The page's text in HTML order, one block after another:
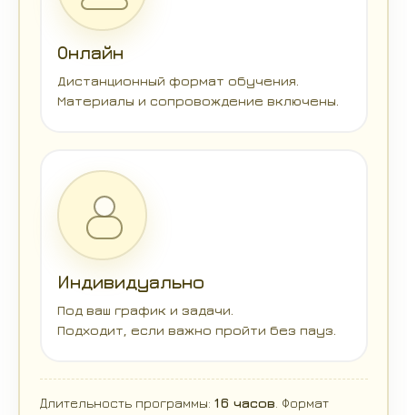
Онлайн
Дистанционный формат обучения.
Материалы и сопровождение включены.
Индивидуально
Под ваш график и задачи.
Подходит, если важно пройти без пауз.
Длительность программы: 16 часов . Формат